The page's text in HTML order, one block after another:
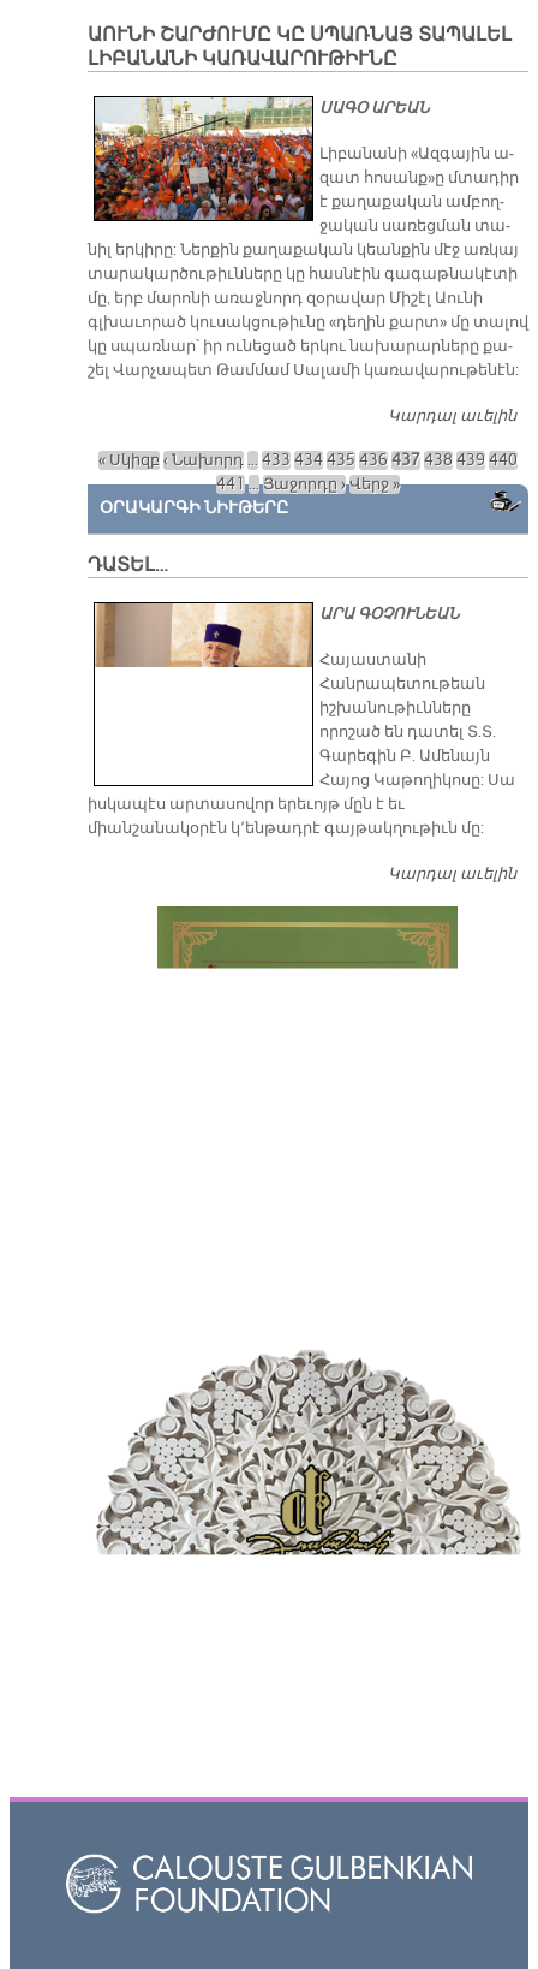
ԱՈՒՆԻ ՇԱՐԺՈՒՄԸ ԿԸ ՍՊԱՌՆԱՅ ՏԱՊԱԼԵԼ
ԼԻԲԱՆԱՆԻ ԿԱՌԱՎԱՐՈՒԹԻՒՆԸ
ՍԱԳՕ ԱՐԵԱՆ
Լի­բա­նա­նի «Ազ­գա­յին ա­
զատ հո­սանք»ը մտա­դիր
է քա­ղա­քա­կան ամ­բող­
ջա­կան սա­ռեց­ման տա­
նիլ եր­կի­րը: Ներ­քին քա­ղա­քա­կան կեան­քին մէջ առ­կայ
տա­րա­կար­ծու­թիւն­նե­րը կը հաս­նէին գա­գաթ­նա­կէ­տի
մը, երբ մա­րո­նի ա­ռաջ­նորդ զօ­րա­վար Մի­շէլ Աու­նի
գլխա­ւո­րած կու­սակ­ցու­թիւ­նը «դե­ղին քարտ» մը տա­լով
կը սպառ­նար՝ իր ու­նե­ցած եր­կու նա­խա­րար­նե­րը քա­
շել Վար­չա­պետ Թամ­մամ Սա­լա­մի կա­ռա­վա­րու­թե­նէն:
Կարդալ աւելին
Էջեր
« Սկիզբ‹ Նախորդ … 433434435436437438439440
441 … Յաջորդը ›Վերջ »
ՕՐԱԿԱՐԳԻ ՆԻՒԹԵՐԸ
ԴԱՏԵԼ…
ԱՐԱ ԳՕՉՈՒՆԵԱՆ
​Հայաստանի
Հանրապետութեան
իշխանութիւնները
որոշած են դատել Տ.Տ.
Գարեգին Բ. Ամենայն
Հայոց Կաթողիկոսը: Սա
իսկապէս արտասովոր երեւոյթ մըն է եւ
միանշանակօրէն կ՚ենթադրէ գայթակղութիւն մը:
Կարդալ աւելին